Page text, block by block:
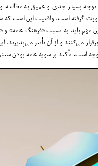
بسیار جدی و عمیق به مطالعه
گرفته است. واقعیت این است که
مهم باید به نسبت «فرهنگ عامه»
می‌کنند و از آن تأثیر می‌پذیرند.
است. تأکید بر سویه عامه بودن